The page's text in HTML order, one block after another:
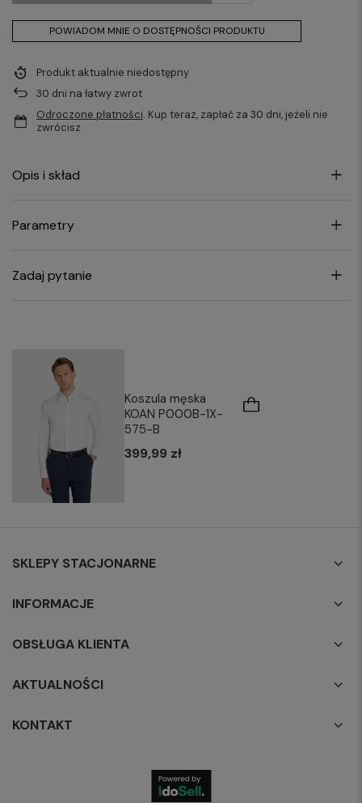
POWIADOM MNIE O DOSTĘPNOŚCI PRODUKTU
Produkt aktualnie niedostępny
30 dni na łatwy zwrot
Odroczone płatności. Kup teraz, zapłać za 30 dni, jeżeli nie
zwrócisz
Opis i skład
Parametry
Zadaj pytanie
Koszula męska
KOAN P000B-1X-
575-B
399,99 zł
SKLEPY STACJONARNE
INFORMACJE
OBSŁUGA KLIENTA
AKTUALNOŚCI
KONTAKT